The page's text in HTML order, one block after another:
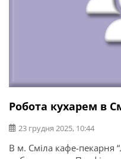
Робота кухарем в
23 грудня 2025, 10:44
В м. Сміла кафе-пекарня